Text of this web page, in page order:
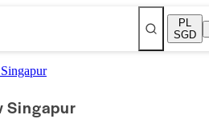
PL
SGD
Singapur